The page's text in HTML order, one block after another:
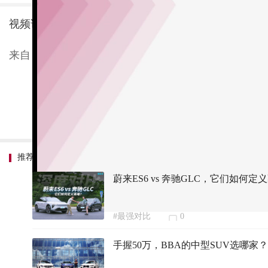
视频详情：当高配置、高素质遇上高品牌溢价，你该如
来自：新车评
推荐内容
蔚来ES6 vs 奔驰GLC，它们如何定
#最强对比 0
手握50万，BBA的中型SUV选哪家？